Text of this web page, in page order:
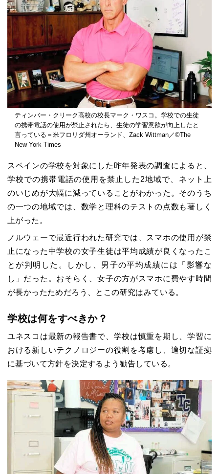
ティンバー・クリーク高校の校長マーク・ワスコ。学校での生徒
の携帯電話の使用が禁止されたら、生徒の学習意欲が向上したと
言っている＝米フロリダ州オーランド、Zack Wittman／©The
New York Times
スペインの学校を対象にした昨年発表の調査によると、
学校での携帯電話の使用を禁止した2地域で、ネット上
のいじめが大幅に減っていることがわかった。そのうち
の一つの地域では、数学と理科のテストの点数も著しく
上がった。
ノルウェーで最近行われた研究では、スマホの使用が禁
止になった中学校の女子生徒は平均成績が良くなったこ
とが判明した。しかし、男子の平均成績には「影響な
し」だった。おそらく、女子の方がスマホに費やす時間
が長かったためだろう、とこの研究はみている。
学校は何をすべきか？
ユネスコは最新の報告書で、学校は慎重を期し、学習に
おける新しいテクノロジーの役割を考慮し、適切な証拠
に基づいて方針を決定するよう勧告している。